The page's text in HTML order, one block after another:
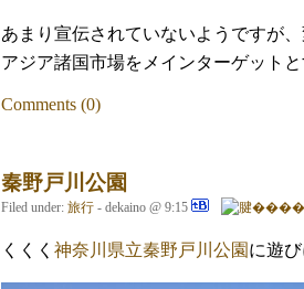
あまり宣伝されていないようですが
アジア諸国市場をメインターゲットと
Comments (0)
秦野戸川公園
Filed under: 旅行 - dekaino @ 9:15
くくく 神奈川県立秦野戸川公園 に遊び